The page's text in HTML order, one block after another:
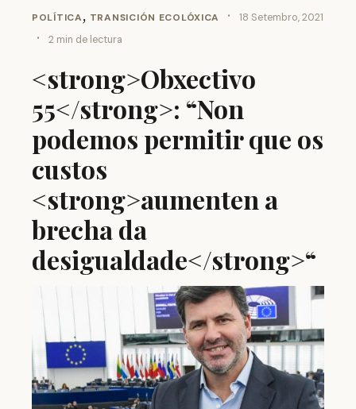
POLÍTICA, TRANSICIÓN ECOLÓXICA · 18 Setembro, 2021
· 2 min de lectura
<strong>Obxectivo
55</strong>: “Non
podemos permitir que os
custos
<strong>aumenten a
brecha da
desigualdade</strong>“